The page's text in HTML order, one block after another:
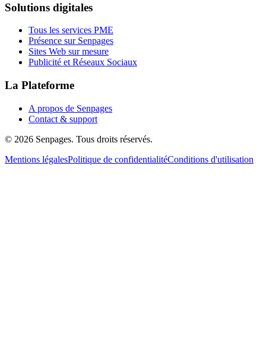
Solutions digitales
Tous les services PME
Présence sur Senpages
Sites Web sur mesure
Publicité et Réseaux Sociaux
La Plateforme
A propos de Senpages
Contact & support
© 2026 Senpages. Tous droits réservés.
Mentions légalesPolitique de confidentialitéConditions d'utilisation